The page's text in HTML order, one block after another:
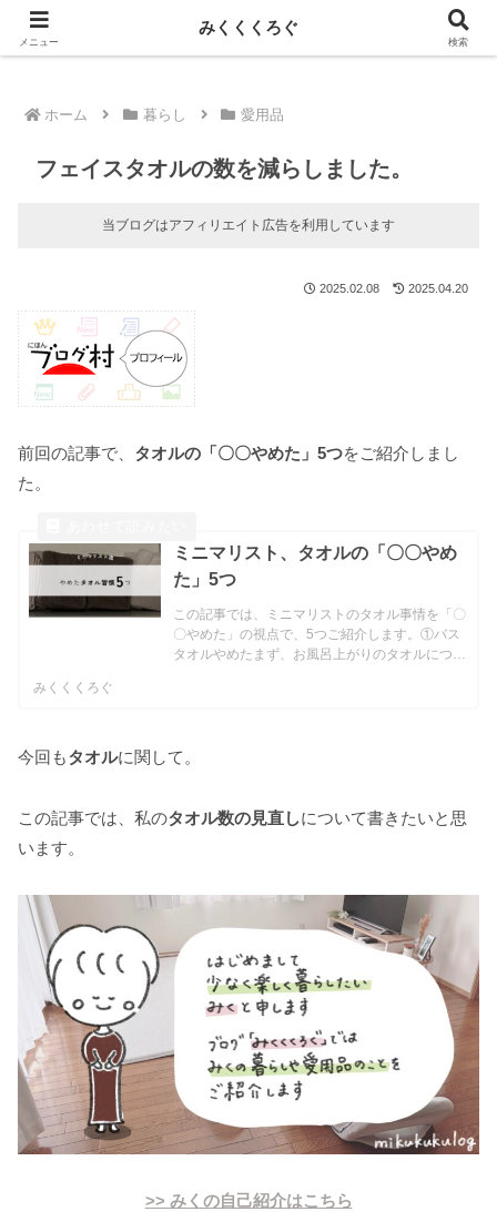
新しい記事はnoteに投稿しています！
ホーム 暮らし 愛用品
フェイスタオルの数を減らしました。
当ブログはアフィリエイト広告を利用しています
2025.02.08 2025.04.20
前回の記事で、 タオルの「〇〇やめた」5つをご紹介しまし
た。
ミニマリスト、タオルの「〇〇やめ
た」5つ
この記事では、ミニマリストのタオル事情を「〇
〇やめた」の視点で、5つご紹介します。①バス
タオルやめたまず、お風呂上がりのタオルについ
みくくくろぐ
今回もタオルに関して。
この記事では、私のタオル数の見直しについて書きたいと思
います。
>> みくの自己紹介はこちら
メニュー
みくくくろぐ
検索